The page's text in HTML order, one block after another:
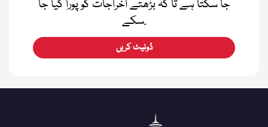
جا سکتا ہے تا کہ بڑھتے اخراجات کو پورا کیا جا
سکے.
ڈونیٹ کریں